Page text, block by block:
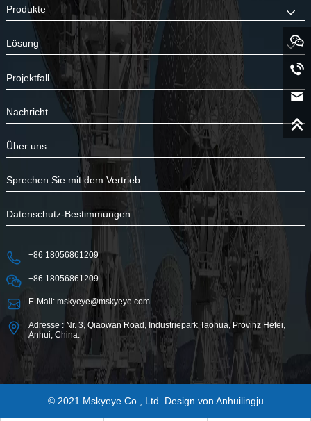
Produkte
Lösung
Projektfall
Nachricht
Über uns
Sprechen Sie mit dem Vertrieb
Datenschutz-Bestimmungen
+86 18056861209
+86 18056861209
E-Mail: mskyeye@mskyeye.com
Adresse : Nr. 3, Qiaowan Road, Industriepark Taohua, Provinz Hefei,
Anhui, China.
© 2021 Mskyeye Co., Ltd. Design von Anhuilingju